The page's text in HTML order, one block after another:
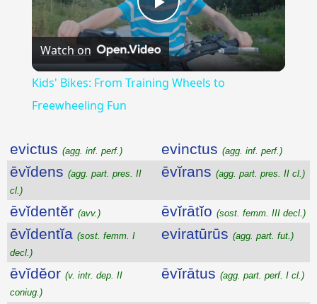
Play
Video
Watch on
Kids' Bikes: From Training Wheels to
Freewheeling Fun
evictus (agg. inf. perf.) evinctus (agg. inf. perf.)
ēvĭdens (agg. part. pres. II
cl.)
ēvĭrans (agg. part. pres. II cl.)
ēvĭdentĕr (avv.) ēvĭrātĭo (sost. femm. III decl.)
ēvĭdentĭa (sost. femm. I
decl.)
eviratūrūs (agg. part. fut.)
ēvĭdĕor (v. intr. dep. II
coniug.)
ēvĭrātus (agg. part. perf. I cl.)